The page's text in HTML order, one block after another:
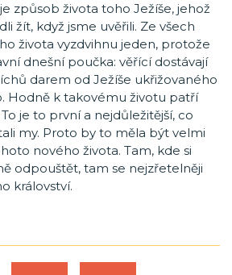
způsob života toho Ježíše, jehož
žít, když jsme uvěřili. Ze všech
života vyzdvihnu jeden, protože
dnešní poučka: věřící dostávají
darem od Ježíše ukřižovaného
Hodně k takovému životu patří
je to první a nejdůležitější, co
my. Proto by to měla být velmi
nového života. Tam, kde si
odpouštět, tam se nejzřetelněji
království.